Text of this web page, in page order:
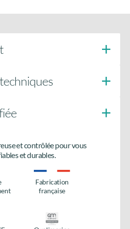
d’informations
en téléchargeant la fiche
anti-soulèvement
et contrôlée pour vous
et durables.
Fabrication
française